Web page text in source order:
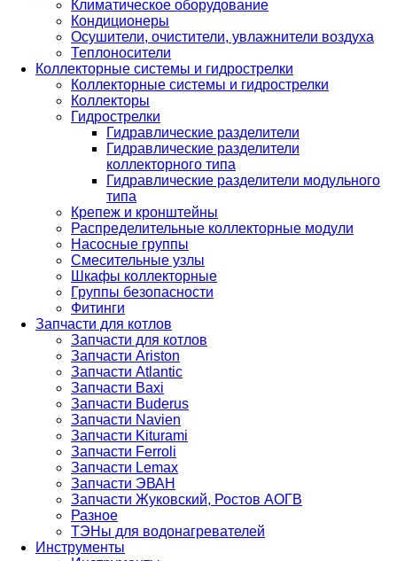
Климатическое оборудование
Кондиционеры
Осушители, очистители, увлажнители воздуха
Теплоносители
Коллекторные системы и гидрострелки
Коллекторные системы и гидрострелки
Коллекторы
Гидрострелки
Гидравлические разделители
Гидравлические разделители
коллекторного типа
Гидравлические разделители модульного
типа
Крепеж и кронштейны
Распределительные коллекторные модули
Насосные группы
Смесительные узлы
Шкафы коллекторные
Группы безопасности
Фитинги
Запчасти для котлов
Запчасти для котлов
Запчасти Ariston
Запчасти Atlantic
Запчасти Baxi
Запчасти Buderus
Запчасти Navien
Запчасти Kiturami
Запчасти Ferroli
Запчасти Lemax
Запчасти ЭВАН
Запчасти Жуковский, Ростов АОГВ
Разное
ТЭНы для водонагревателей
Инструменты